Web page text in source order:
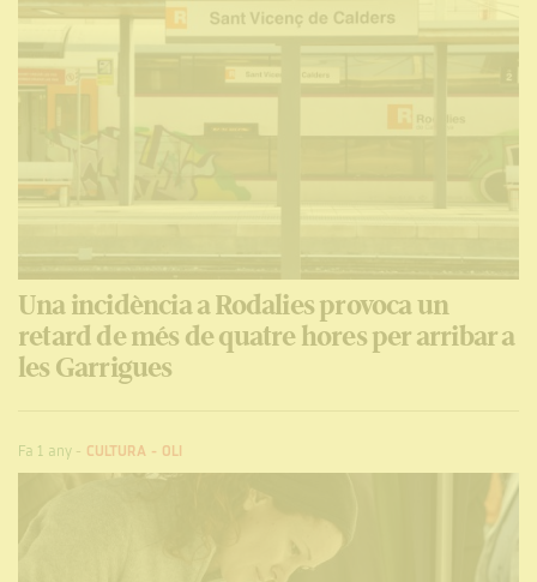
Una incidència a Rodalies provoca un
retard de més de quatre hores per arribar a
les Garrigues
Fa 1 any- CULTURA - OLI